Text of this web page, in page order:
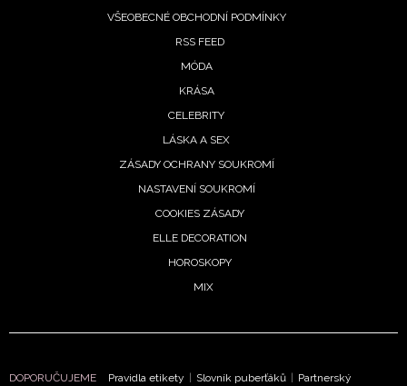
VŠEOBECNÉ OBCHODNÍ PODMÍNKY
RSS FEED
MÓDA
KRÁSA
CELEBRITY
LÁSKA A SEX
ZÁSADY OCHRANY SOUKROMÍ
NASTAVENÍ SOUKROMÍ
COOKIES ZÁSADY
ELLE DECORATION
HOROSKOPY
MIX
DOPORUČUJEME Pravidla etikety | Slovník puberťáků | Partnerský